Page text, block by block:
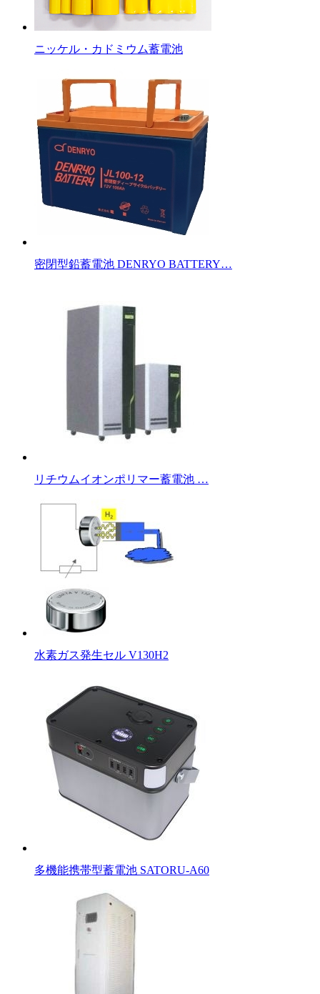
ニッケル・カドミウム蓄電池
密閉型鉛蓄電池 DENRYO BATTERY…
リチウムイオンポリマー蓄電池 …
水素ガス発生セル V130H2
多機能携帯型蓄電池 SATORU-A60